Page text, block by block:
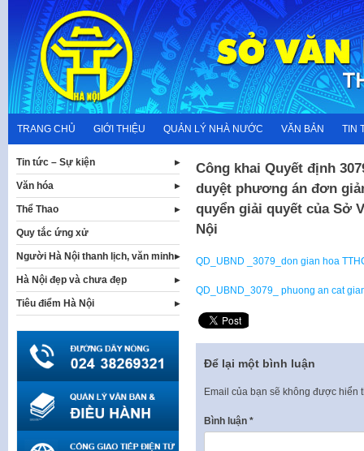
content
TRANG CHỦ GIỚI THIỆU QUẢN LÝ NHÀ NƯỚC VĂN BẢN TIN
Công khai Quyết định
duyệt phương án đơn
quyển giải quyết của Sở
Nội
QD_UBND _3079_don gian hoa
QD_UBND_3079_ phuong an cat
Để lại một bình luận
Email của bạn sẽ không được hiển
Bình luận *
Tin tức – Sự kiện
Văn hóa
Thể Thao
Quy tắc ứng xử
Người Hà Nội thanh lịch, văn minh
Hà Nội đẹp và chưa đẹp
Tiêu điểm Hà Nội